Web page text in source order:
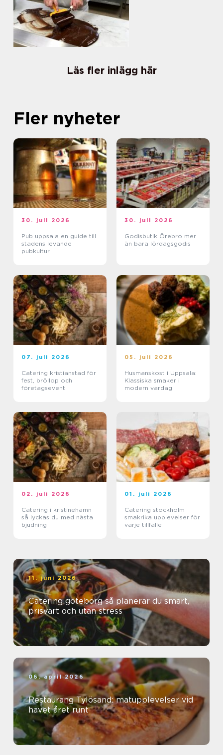
Läs fler inlägg här
Fler nyheter
30. juli 2026
Pub uppsala en guide till
stadens levande
pubkultur
30. juli 2026
Godisbutik Örebro mer
än bara lördagsgodis
07. juli 2026
Catering kristianstad för
fest, bröllop och
företagsevent
05. juli 2026
Husmanskost i Uppsala:
Klassiska smaker i
modern vardag
02. juli 2026
Catering i kristinehamn
så lyckas du med nästa
bjudning
01. juli 2026
Catering stockholm
smakrika upplevelser för
varje tillfälle
11. juni 2026
Catering göteborg så planerar du smart,
prisvärt och utan stress
06. april 2026
Restaurang Tylösand: matupplevelser vid
havet året runt